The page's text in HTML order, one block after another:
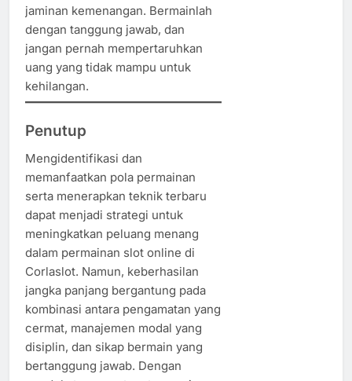
jaminan kemenangan. Bermainlah
dengan tanggung jawab, dan
jangan pernah mempertaruhkan
uang yang tidak mampu untuk
kehilangan.
Penutup
Mengidentifikasi dan
memanfaatkan pola permainan
serta menerapkan teknik terbaru
dapat menjadi strategi untuk
meningkatkan peluang menang
dalam permainan slot online di
Corlaslot. Namun, keberhasilan
jangka panjang bergantung pada
kombinasi antara pengamatan yang
cermat, manajemen modal yang
disiplin, dan sikap bermain yang
bertanggung jawab. Dengan